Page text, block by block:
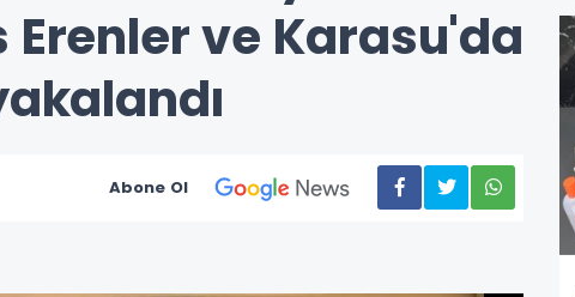
Erenler ve Karasu'da
Abone Ol